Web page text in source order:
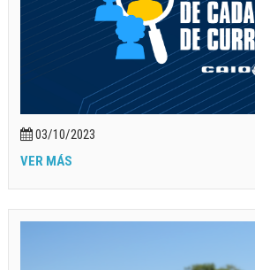
03/10/2023
VER MÁS